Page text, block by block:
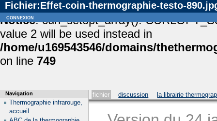
Notice: curl_setopt_array():
value 2 will be used instead in
/home/u169543546/domains/
on line 749
Fichier:Effet-coin-thermographie-testo-
fichier discussion la librairie
Navigation
Thermographie infrarouge,
accueil
connexion